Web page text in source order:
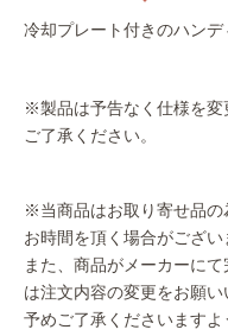
冷却プレート付きのハンデ
※製品は予告なく仕様を変
ご了承ください。
※当商品はお取り寄せ品の
お時間を頂く場合がござい
また、商品がメーカーに
は注文内容の変更をお願い
予めご了承くださいますよ